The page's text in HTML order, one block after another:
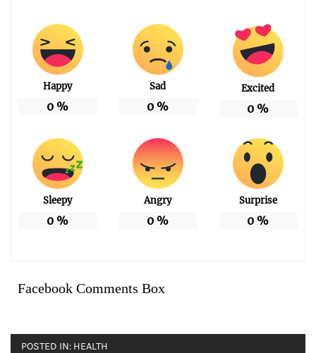
Happy
0 %
Sad
0 %
Excited
0 %
Sleepy
0 %
Angry
0 %
Surprise
0 %
Facebook Comments Box
POSTED IN: HEALTH